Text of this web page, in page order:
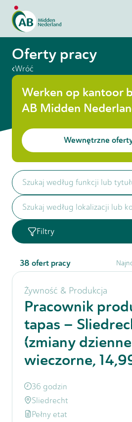
Oferty pracy
Wróć
Werken op kantoor
AB Midden
Wewnętrzne
Filtry
38 ofert pracy
Żywność & Produkcja
Pracownik
tapas –
(zmiany
wieczorne,
36 godzin
Sliedrecht
Pełny etat